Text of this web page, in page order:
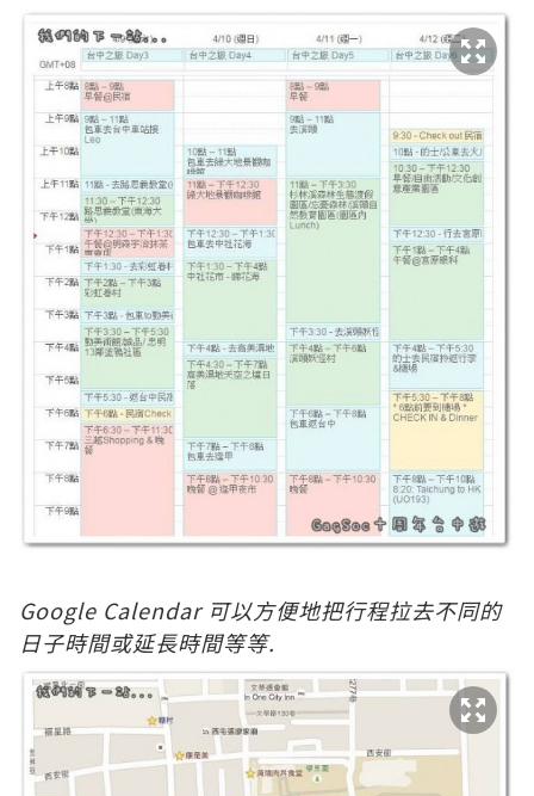
Google Calendar 可以方便地把行程拉去不同的
日子時間或延長時間等等.